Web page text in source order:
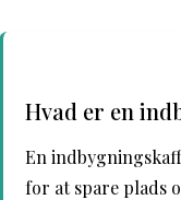
Hvad er en
En
for at spare plads